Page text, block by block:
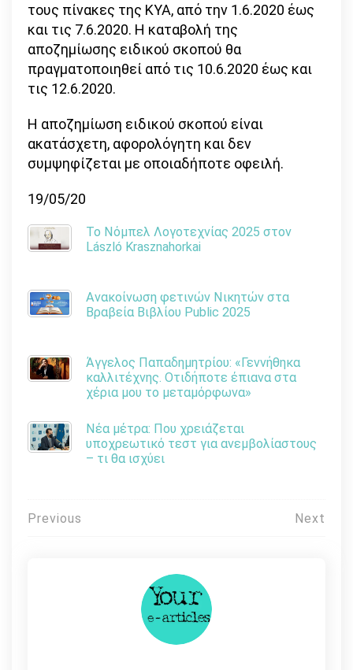
τους πίνακες της ΚΥΑ, από την 1.6.2020 έως
και τις 7.6.2020. Η καταβολή της
αποζημίωσης ειδικού σκοπού θα
πραγματοποιηθεί από τις 10.6.2020 έως και
τις 12.6.2020.
Η αποζημίωση ειδικού σκοπού είναι
ακατάσχετη, αφορολόγητη και δεν
συμψηφίζεται με οποιαδήποτε οφειλή.
19/05/20
Το Νόμπελ Λογοτεχνίας 2025 στον
László Krasznahorkai
Ανακοίνωση φετινών Νικητών στα
Βραβεία Βιβλίου Public 2025
Άγγελος Παπαδημητρίου: «Γεννήθηκα
καλλιτέχνης. Οτιδήποτε έπιανα στα
χέρια μου το μεταμόρφωνα»
Νέα μέτρα: Που χρειάζεται
υποχρεωτικό τεστ για ανεμβολίαστους
– τι θα ισχύει
Πλοήγηση
Previous Next